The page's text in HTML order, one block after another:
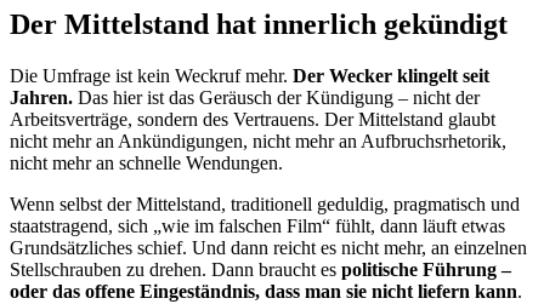
Der Mittelstand hat innerlich gekündigt
Die Umfrage ist kein Weckruf mehr. Der Wecker klingelt seit
Jahren. Das hier ist das Geräusch der Kündigung – nicht der
Arbeitsverträge, sondern des Vertrauens. Der Mittelstand glaubt
nicht mehr an Ankündigungen, nicht mehr an Aufbruchsrhetorik,
nicht mehr an schnelle Wendungen.
Wenn selbst der Mittelstand, traditionell geduldig, pragmatisch und
staatstragend, sich „wie im falschen Film“ fühlt, dann läuft etwas
Grundsätzliches schief. Und dann reicht es nicht mehr, an einzelnen
Stellschrauben zu drehen. Dann braucht es politische Führung –
oder das offene Eingeständnis, dass man sie nicht liefern kann.